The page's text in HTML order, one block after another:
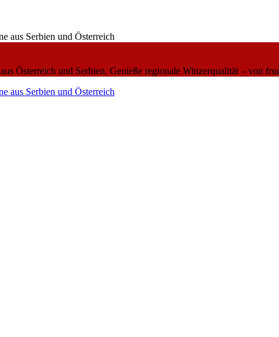
Österreich und Serbien. Genieße regionale Winzerqualität – von